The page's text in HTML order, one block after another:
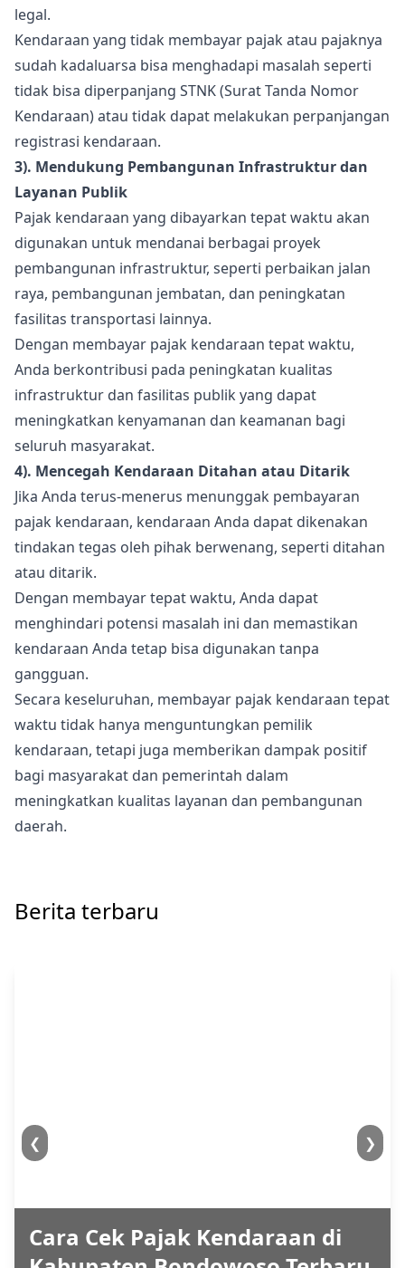
legal.
Kendaraan yang tidak membayar pajak atau pajaknya
sudah kadaluarsa bisa menghadapi masalah seperti
tidak bisa diperpanjang STNK (Surat Tanda Nomor
Kendaraan) atau tidak dapat melakukan perpanjangan
registrasi kendaraan.
3). Mendukung Pembangunan Infrastruktur dan
Layanan Publik
Pajak kendaraan yang dibayarkan tepat waktu akan
digunakan untuk mendanai berbagai proyek
pembangunan infrastruktur, seperti perbaikan jalan
raya, pembangunan jembatan, dan peningkatan
fasilitas transportasi lainnya.
Dengan membayar pajak kendaraan tepat waktu,
Anda berkontribusi pada peningkatan kualitas
infrastruktur dan fasilitas publik yang dapat
meningkatkan kenyamanan dan keamanan bagi
seluruh masyarakat.
4). Mencegah Kendaraan Ditahan atau Ditarik
Jika Anda terus-menerus menunggak pembayaran
pajak kendaraan, kendaraan Anda dapat dikenakan
tindakan tegas oleh pihak berwenang, seperti ditahan
atau ditarik.
Dengan membayar tepat waktu, Anda dapat
menghindari potensi masalah ini dan memastikan
kendaraan Anda tetap bisa digunakan tanpa
gangguan.
Secara keseluruhan, membayar pajak kendaraan tepat
waktu tidak hanya menguntungkan pemilik
kendaraan, tetapi juga memberikan dampak positif
bagi masyarakat dan pemerintah dalam
meningkatkan kualitas layanan dan pembangunan
daerah.
Berita terbaru
Cara Cek Pajak Kendaraan di
❮ ❯